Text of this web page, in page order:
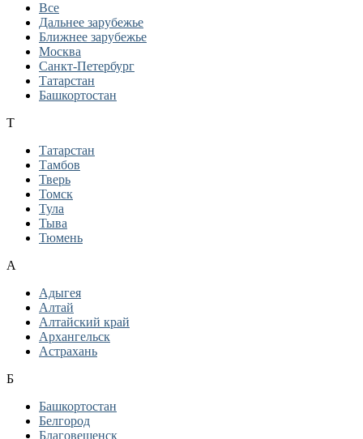
Все
Дальнее зарубежье
Ближнее зарубежье
Москва
Санкт-Петербург
Татарстан
Башкортостан
Т
Татарстан
Тамбов
Тверь
Томск
Тула
Тыва
Тюмень
А
Адыгея
Алтай
Алтайский край
Архангельск
Астрахань
Б
Башкортостан
Белгород
Благовещенск